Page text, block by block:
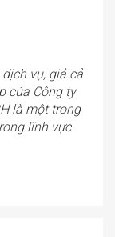
vụ, giả cả
của Công ty
là một trong
lĩnh vực